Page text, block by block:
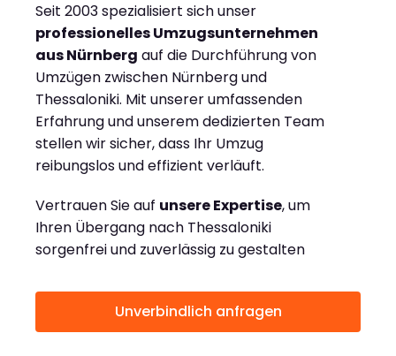
Seit 2003 spezialisiert sich unser
professionelles Umzugsunternehmen
aus Nürnberg auf die Durchführung von
Umzügen zwischen Nürnberg und
Thessaloniki. Mit unserer umfassenden
Erfahrung und unserem dedizierten Team
stellen wir sicher, dass Ihr Umzug
reibungslos und effizient verläuft.
Vertrauen Sie auf unsere Expertise, um
Ihren Übergang nach Thessaloniki
sorgenfrei und zuverlässig zu gestalten
Unverbindlich anfragen